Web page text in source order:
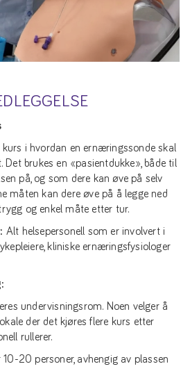
i hvordan en ernæringssonde skal
Det brukes en «pasientdukke», både til
på, og som dere kan øve på selv
måten kan dere øve på å legge ned
og enkel måte etter tur.
Alt helsepersonell som er involvert i
kliniske ernæringsfysiologer
undervisningsrom. Noen velger å
der det kjøres flere kurs etter
rullerer.
10-20 personer, avhengig av plassen